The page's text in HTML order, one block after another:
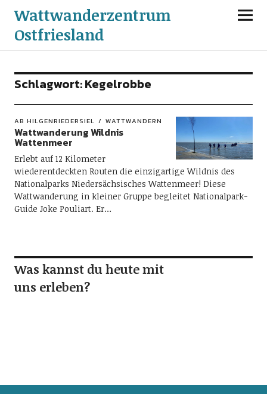
Wattwanderzentrum
Ostfriesland
Schlagwort:Kegelrobbe
AB HILGENRIEDERSIEL WATTWANDERN
Wattwanderung Wildnis
Wattenmeer
Erlebt auf 12 Kilometer
wiederentdeckten Routen die einzigartige Wildnis des
Nationalparks Niedersächsisches Wattenmeer! Diese
Wattwanderung in kleiner Gruppe begleitet Nationalpark-
Guide Joke Pouliart. Er…
Was kannst du heute mit
uns erleben?